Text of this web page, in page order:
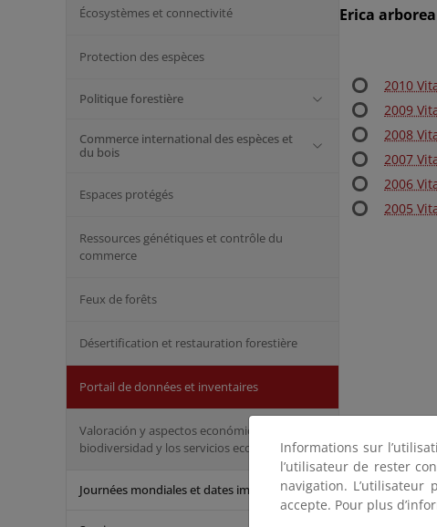
Écosystèmes et connectivité
Protection des espèces
Politique forestière
Commerce international des espèces et
du bois
Espaces protégés
Ressources génétiques et contrôle du
commerce
Feux de forêts
Désertification et restauration forestière
Portail de données et inventaires
Valoración y aspectos económicos de la
biodiversidad y los servicios ecosistémicos
Journées mondiales et dates importantes
Erica arborea
2010
2009
2008
2007
2006
2005
Informations sur
l’utilisateur de rester
navigation. L’utilisateur
accepte. Pour plus